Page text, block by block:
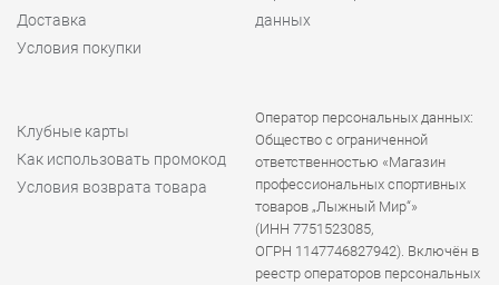
Доставка
Условия покупки
данных
Клубные карты
Как использовать промокод
Условия возврата товара
Оператор персональных данных:
Общество с ограниченной
ответственностью «Магазин
профессиональных спортивных
товаров „Лыжный Мир“»
(ИНН 7751523085,
ОГРН 1147746827942). Включён в
реестр операторов персональных